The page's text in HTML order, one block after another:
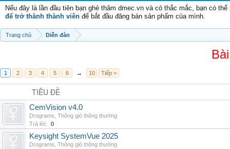
Nếu đây là lần đầu tiên bạn ghé thăm dmec.vn và có thắc mắc, bạn có
để trở thành thành viên để bắt đầu đăng bán sản phẩm của mình.
Trang chủ Diễn đàn
1 2 3 4 5 6 → 10 Tiếp >
TIÊU ĐỀ
CemVision v4.0
Drograms Thông gió thông thường
Trả lời:
0
Keysight SystemVue 2025
Drograms Thông gió thông thường